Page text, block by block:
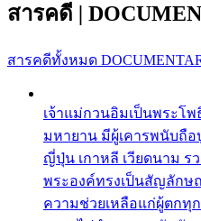
สารคดี |
สารคดีทั้งหมด
เจ้าแม่กวนอิมเป็นพระโ
มหายาน มีผู้เคารพนับถือ
ญี่ปุ่น เกาหลี เวียดนาม ร
พระองค์ทรงเป็นสัญลักษ
ความช่วยเหลือแก่ผู้ตกทุ